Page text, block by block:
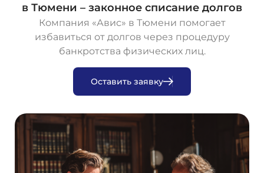
в Тюмени – законное списание долгов
Компания «Авис» в Тюмени помогает
избавиться от долгов через процедуру
банкротства физических лиц.
Оставить заявку